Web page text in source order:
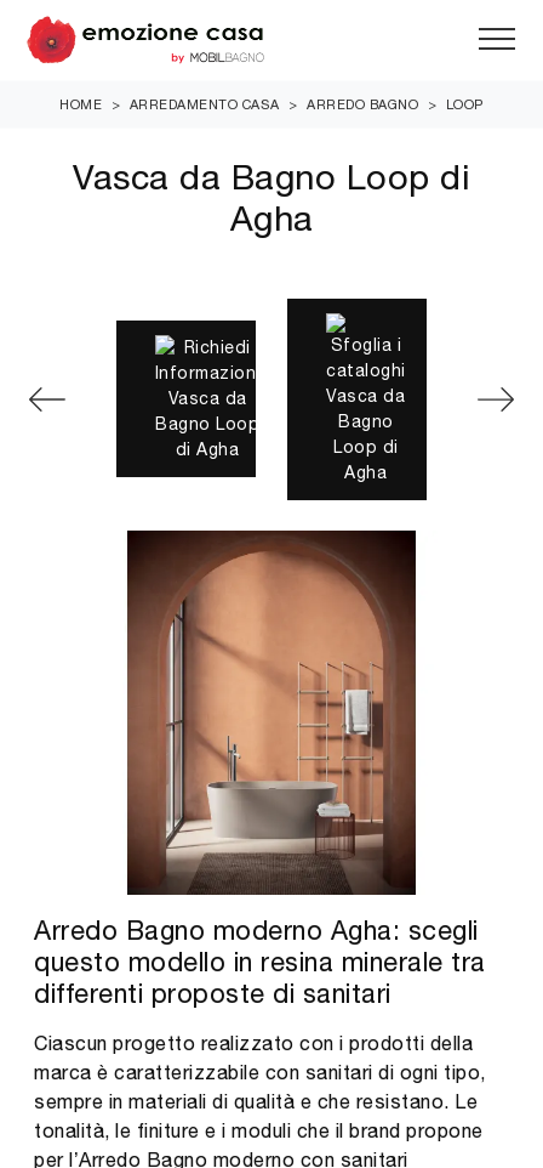
HOME > ARREDAMENTO CASA > ARREDO BAGNO > LOOP
Vasca da Bagno Loop di
Agha
Arredo Bagno moderno Agha: scegli
questo modello in resina minerale tra
differenti proposte di sanitari
Ciascun progetto realizzato con i prodotti della
marca è caratterizzabile con sanitari di ogni tipo,
sempre in materiali di qualità e che resistano. Le
tonalità, le finiture e i moduli che il brand propone
per l’Arredo Bagno moderno con sanitari